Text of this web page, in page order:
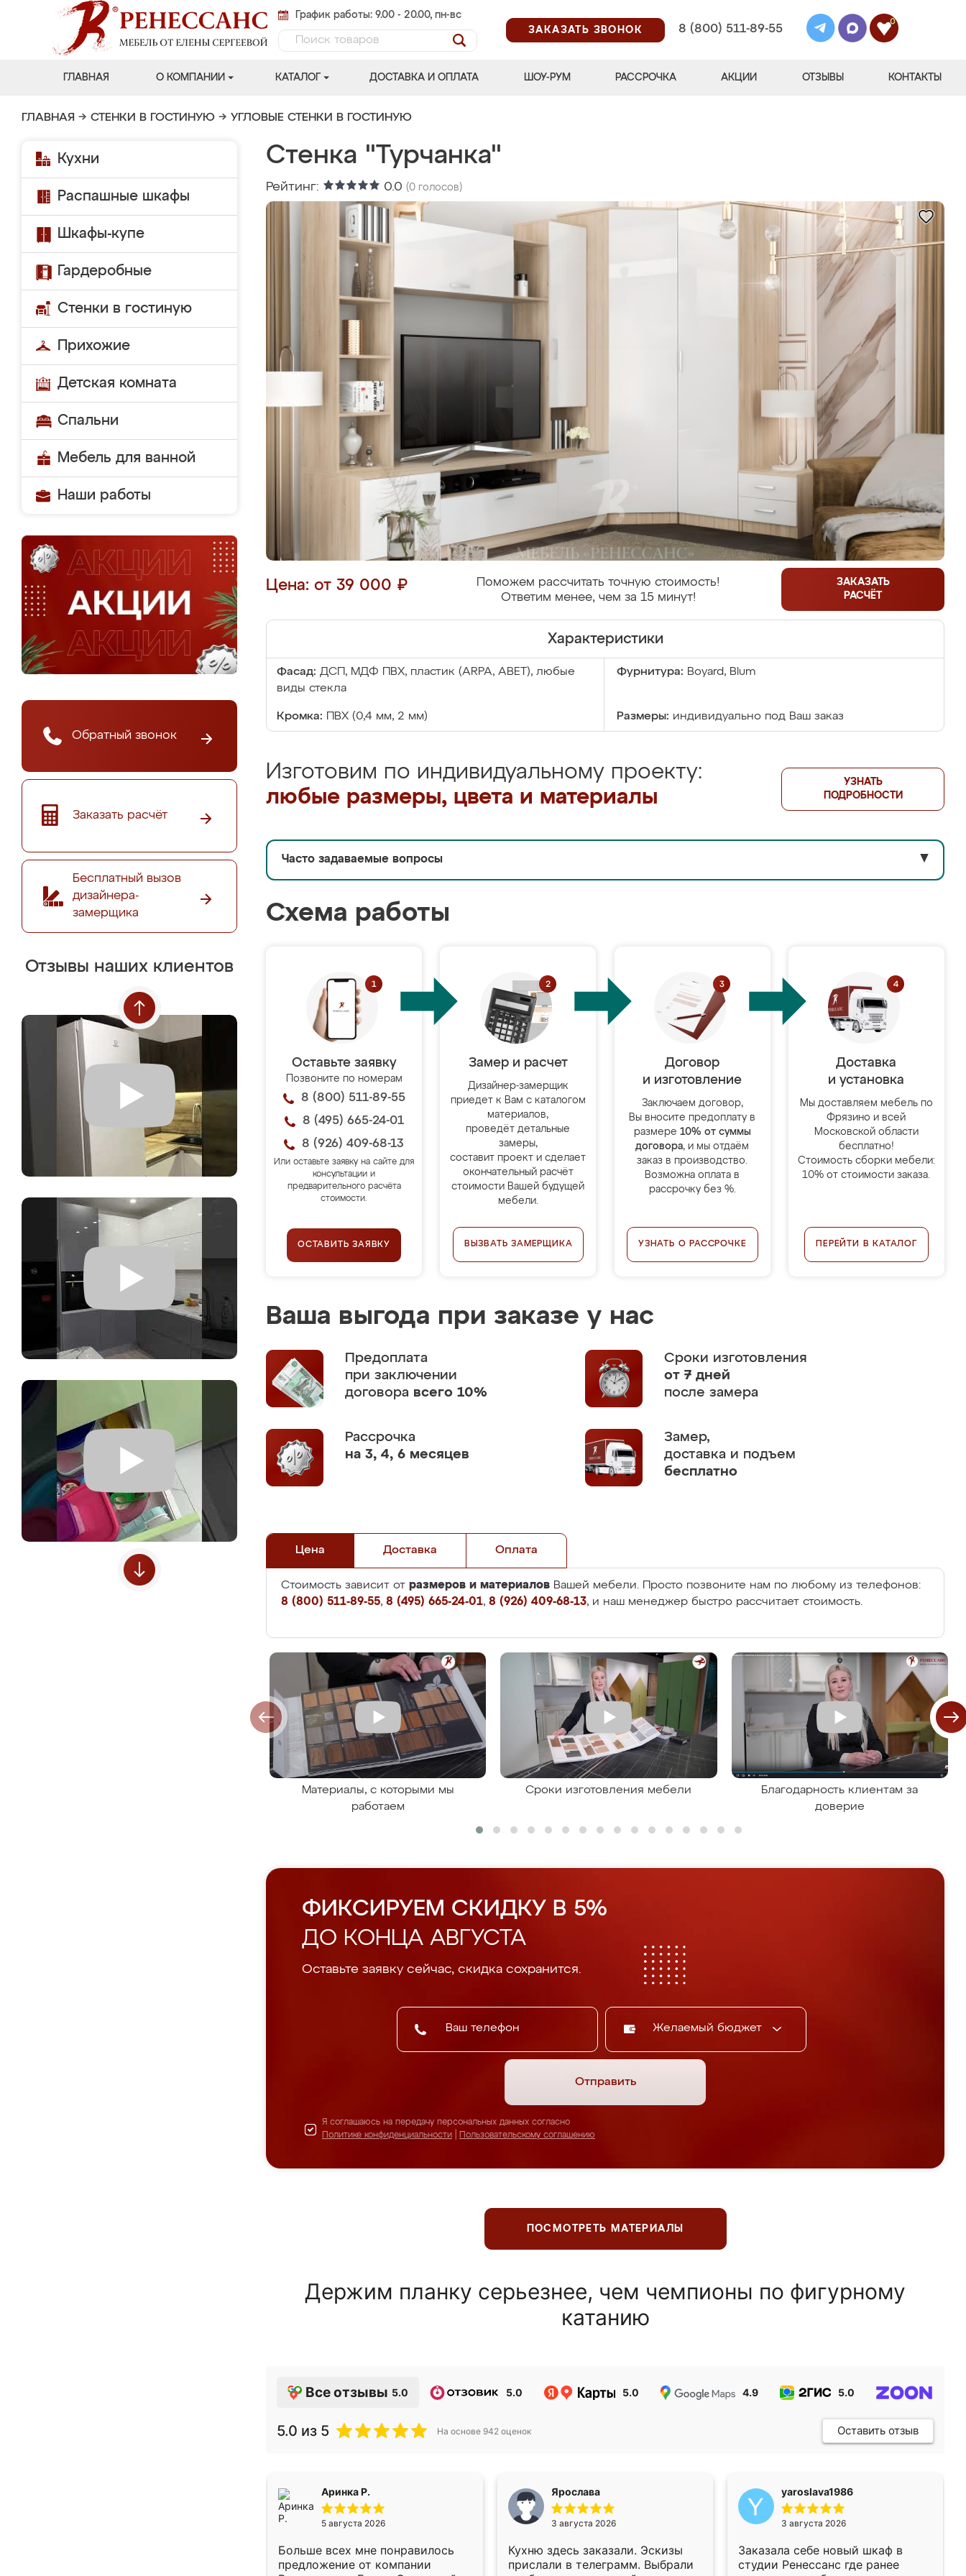
График работы: 9.00 - 20.00, пн-вс
ЗАКАЗАТЬ ЗВОНОК
8 (800) 511-89-55
0
ГЛАВНАЯ О КОМПАНИИ КАТАЛОГ ДОСТАВКА И ОПЛАТА ШОУ-РУМ РАССРОЧКА АКЦИИ ОТЗЫВЫ КОНТАКТЫ
ГЛАВНАЯ → СТЕНКИ В ГОСТИНУЮ → УГЛОВЫЕ СТЕНКИ В ГОСТИНУЮ
Кухни
Распашные шкафы
Шкафы-купе
Гардеробные
Стенки в гостиную
Прихожие
Детская комната
Спальни
Мебель для ванной
Наши работы
Обратный звонок
Заказать расчёт
Бесплатный вызов
дизайнера-
замерщика
Отзывы наших клиентов
Стенка "Турчанка"
Рейтинг: 0.0 (0 голосов)
Цена: от 39 000 ₽
Поможем рассчитать точную стоимость!
Ответим менее, чем за 15 минут!
ЗАКАЗАТЬ
РАСЧЁТ
Характеристики
Фасад: ДСП, МДФ ПВХ, пластик (ARPA, ABET), любые
виды стекла
Фурнитура: Boyard, Blum
Кромка: ПВХ (0,4 мм, 2 мм) Размеры: индивидуально под Ваш заказ
Изготовим по индивидуальному проекту:
любые размеры, цвета и материалы
УЗНАТЬ
ПОДРОБНОСТИ
Часто задаваемые вопросы ▼
Схема работы
Оставьте заявку
Позвоните по номерам
8 (800) 511-89-55
8 (495) 665-24-01
8 (926) 409-68-13
Или оставьте заявку на сайте для
консультации и
предварительного расчёта
стоимости.
ОСТАВИТЬ ЗАЯВКУ
Замер и расчет
Дизайнер-замерщик
приедет к Вам с каталогом
материалов,
проведёт детальные
замеры,
составит проект и сделает
окончательный расчёт
стоимости Вашей будущей
мебели.
ВЫЗВАТЬ ЗАМЕРЩИКА
Договор
и изготовление
Заключаем договор,
Вы вносите предоплату в
размере 10% от суммы
договора, и мы отдаём
заказ в производство.
Возможна оплата в
рассрочку без %.
УЗНАТЬ О РАССРОЧКЕ
Доставка
и установка
Мы доставляем мебель по
Фрязино и всей
Московской области
бесплатно!
Стоимость сборки мебели:
10% от стоимости заказа.
ПЕРЕЙТИ В КАТАЛОГ
Ваша выгода при заказе у нас
Предоплата
при заключении
договора всего 10%
Сроки изготовления
от 7 дней
после замера
Рассрочка
на 3, 4, 6 месяцев
Замер,
доставка и подъем
бесплатно
Цена Доставка Оплата
Стоимость зависит от размеров и материалов Вашей мебели. Просто позвоните нам по любому из телефонов:
8 (800) 511-89-55, 8 (495) 665-24-01, 8 (926) 409-68-13, и наш менеджер быстро рассчитает стоимость.
Материалы, с которыми мы
работаем
Сроки изготовления мебели
Благодарность клиентам за
доверие
ФИКСИРУЕМ СКИДКУ В 5%
ДО КОНЦА АВГУСТА
Оставьте заявку сейчас, скидка сохранится.
Желаемый бюджет
Отправить
Я соглашаюсь на передачу персональных данных согласно
Политике конфиденциальности
Пользовательскому соглашению
ПОСМОТРЕТЬ МАТЕРИАЛЫ
Держим планку серьезнее, чем чемпионы по фигурному
катанию
Все отзывы 5.0 5.0 5.0 4.9 5.0
5.0 из 5 На основе 942 оценок Оставить отзыв
Аринка Р.
5 августа 2026
Больше всех мне понравилось
предложение от компании
Ярослава
3 августа 2026
Кухню здесь заказали. Эскизы
прислали в телеграмм. Выбрали
yaroslava1986
3 августа 2026
Заказала себе новый шкаф в
студии Ренессанс где ранее